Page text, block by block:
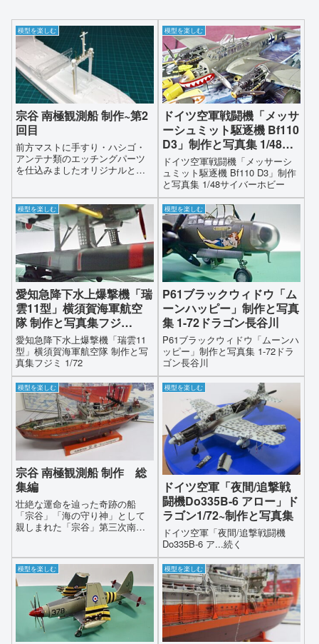
模型を楽しむ
宗谷 南極観測船 制作~第2
回目
前方マストに手すり・ハシゴ・
アンテナ類のエッチングパーツ
を仕込みましたオリジナルと違
ツを多用しオリジナルパーツに
加工しながら組み込んでいきま
す…オリジナル完成品との違い
を見ながらご覧いただければと
思いますこの追加加工した部品
たちに更にエアブラシで塗装し
て墨入れして汚しを入れていき
ます…宗谷がどの様にして完成
するのか是非ご覧になってくだ
さい
模型を楽しむ
ドイツ空軍戦闘機「メッサ
ーシュミット駆逐機 Bf110
D3」制作と写真集 1/48サ
イバーホビー
ドイツ空軍戦闘機「メッサーシ
ュミット駆逐機 Bf110 D3」制作
と写真集 1/48サイバーホビー
模型を楽しむ
愛知急降下水上爆撃機「瑞
雲11型」横須賀海軍航空
隊 制作と写真集フジ
ミ 1/72
愛知急降下水上爆撃機「瑞雲11
型」横須賀海軍航空隊 制作と写
真集フジミ 1/72
模型を楽しむ
P61ブラックウィドウ「ム
ーンハッピー」制作と写真
集 1-72ドラゴン長谷川
P61ブラックウィドウ「ムーンハ
ッピー」制作と写真集 1-72ドラ
ゴン長谷川
模型を楽しむ
宗谷 南極観測船 制作 総
集編
壮絶な運命を辿った奇跡の船
「宗谷」「海の守り神」として
親しまれた「宗谷」第三次南極
した、「宗谷」の勇姿を創り込
んだ【総集編】をyoutubeにアッ
プロードしました！
模型を楽しむ
ドイツ空軍「夜間/追撃戦
闘機Do335B-6 アロー」ド
ラゴン1/72~制作と写真集
ドイツ空軍「夜間/追撃戦闘機
Do335B-6 ア...続く
模型を楽しむ 模型を楽しむ